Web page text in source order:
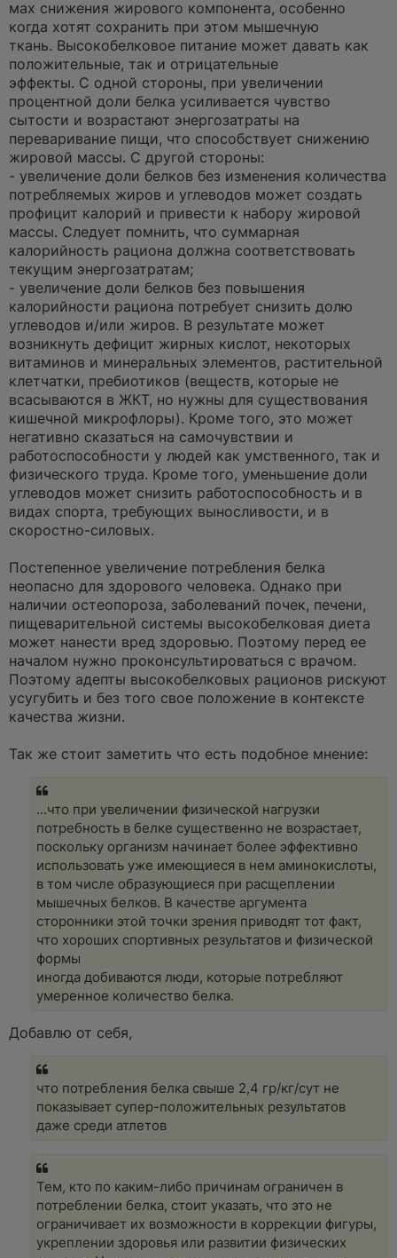
мах снижения жирового компонента, особенно
когда хотят сохранить при этом мышечную
ткань. Высокобелковое питание может давать как
положительные, так и отрицательные
эффекты. С одной стороны, при увеличении
процентной доли белка усиливается чувство
сытости и возрастают энергозатраты на
переваривание пищи, что способствует снижению
жировой массы. С другой стороны:
- увеличение доли белков без изменения количества
потребляемых жиров и углеводов может создать
профицит калорий и привести к набору жировой
массы. Следует помнить, что суммарная
калорийность рациона должна соответствовать
текущим энергозатратам;
- увеличение доли белков без повышения
калорийности рациона потребует снизить долю
углеводов и/или жиров. В результате может
возникнуть дефицит жирных кислот, некоторых
витаминов и минеральных элементов, растительной
клетчатки, пребиотиков (веществ, которые не
всасываются в ЖКТ, но нужны для существования
кишечной микрофлоры). Кроме того, это может
негативно сказаться на самочувствии и
работоспособности у людей как умственного, так и
физического труда. Кроме того, уменьшение доли
углеводов может снизить работоспособность и в
видах спорта, требующих выносливости, и в
скоростно-силовых.
Постепенное увеличение потребления белка
неопасно для здорового человека. Однако при
наличии остеопороза, заболеваний почек, печени,
пищеварительной системы высокобелковая диета
может нанести вред здоровью. Поэтому перед ее
началом нужно проконсультироваться с врачом.
Поэтому адепты высокобелковых рационов рискуют
усугубить и без того свое положение в контексте
качества жизни.
Так же стоит заметить что есть подобное мнение:
...что при увеличении физической нагрузки
потребность в белке существенно не возрастает,
поскольку организм начинает более эффективно
использовать уже имеющиеся в нем аминокислоты,
в том числе образующиеся при расщеплении
мышечных белков. В качестве аргумента
сторонники этой точки зрения приводят тот факт,
что хороших спортивных результатов и физической
формы
иногда добиваются люди, которые потребляют
умеренное количество белка.
Добавлю от себя,
что потребления белка свыше 2,4 гр/кг/сут не
показывает супер-положительных результатов
даже среди атлетов
Тем, кто по каким-либо причинам ограничен в
потреблении белка, стоит указать, что это не
ограничивает их возможности в коррекции фигуры,
укреплении здоровья или развитии физических